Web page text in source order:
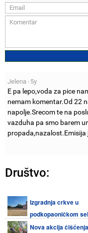
Jelena • 5y
E pa lepo,voda za pice
nemam komentar.Od 22
napolje.Srecom te na
vazduha pa smo barem
propada,nazalost.Emisija
Društvo:
Izgradnja crkve u
podkopaoničkom
Šošiće pri kraju, završetak za
Nova akcija čišćenja